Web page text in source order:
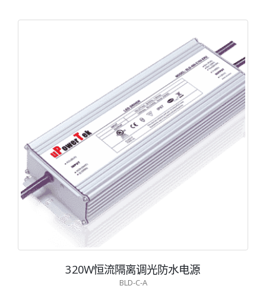
320W恒流隔离调光防水电源
BLD-C-A